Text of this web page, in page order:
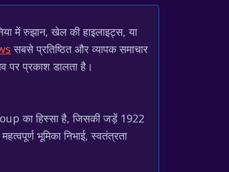
में रुझान, खेल की हाइलाइट्स, या
सबसे प्रतिष्ठित और व्यापक समाचार
पर प्रकाश डालता है।
का हिस्सा है, जिसकी जड़ें 1922
भूमिका निभाई, स्वतंत्रता